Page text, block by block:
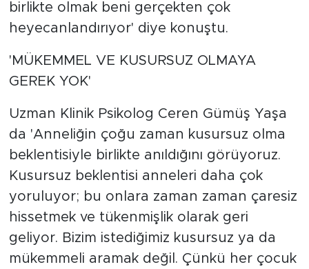
birlikte olmak beni gerçekten çok
heyecanlandırıyor' diye konuştu.
'MÜKEMMEL VE KUSURSUZ OLMAYA
GEREK YOK'
Uzman Klinik Psikolog Ceren Gümüş Yaşa
da 'Anneliğin çoğu zaman kusursuz olma
beklentisiyle birlikte anıldığını görüyoruz.
Kusursuz beklentisi anneleri daha çok
yoruluyor; bu onlara zaman zaman çaresiz
hissetmek ve tükenmişlik olarak geri
geliyor. Bizim istediğimiz kusursuz ya da
mükemmeli aramak değil. Çünkü her çocuk